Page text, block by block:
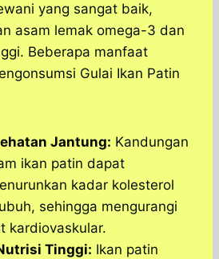
yang sangat baik,
asam lemak omega-3 dan
Beberapa manfaat
Gulai Ikan Patin
Jantung: Kandungan
ikan patin dapat
kadar kolesterol
sehingga mengurangi
kardiovaskular.
Tinggi: Ikan patin